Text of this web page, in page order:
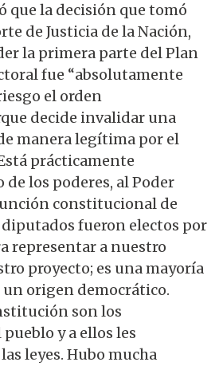
que la decisión que tomó
de Justicia de la Nación,
la primera parte del Plan
fue “absolutamente
el orden
decide invalidar una
manera legítima por el
prácticamente
los poderes, al Poder
constitucional de
diputados fueron electos por
representar a nuestro
proyecto; es una mayoría
origen democrático.
son los
y a ellos les
leyes. Hubo mucha